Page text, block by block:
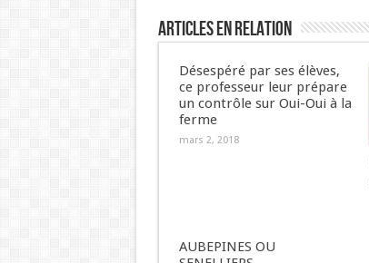
Articles en relation
Désespéré par ses élèves,
ce professeur leur prépare
un contrôle sur Oui-Oui à la
ferme
mars 2, 2018
AUBEPINES OU